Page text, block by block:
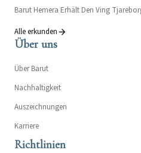
Barut Hemera Erhält Den Ving
Alle erkunden
Über uns
Über Barut
Nachhaltigkeit
Auszeichnungen
Karriere
Richtlinien